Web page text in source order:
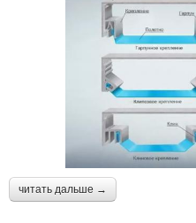
читать дальше →